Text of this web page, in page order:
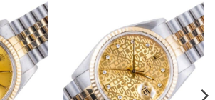
Add to
wishlist
Add to
wishlist